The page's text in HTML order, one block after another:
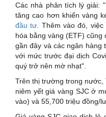
Các nhà phân tích lý giải:
tăng cao hơn khiến vàng
đầu tư. Thêm vào đó,
hóa bằng vàng (ETF)
gần đây và các ngân hàng
với mức trước đại dịch
quý trở nên mờ nhạt".
Trên thị trường trong nước,
niêm yết giá vàng SJC ở
vào) và 55,700 triệu đồng/